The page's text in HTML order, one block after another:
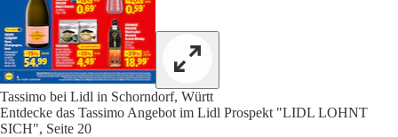
Tassimo bei Lidl in Schorndorf, Württ
Entdecke das Tassimo Angebot im Lidl Prospekt "LIDL LOHNT
SICH", Seite 20